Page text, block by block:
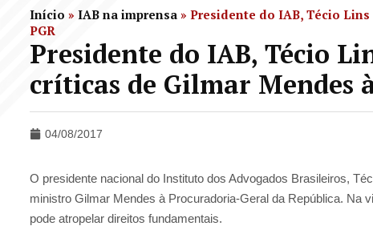
Início » IAB na imprensa » Presidente do IAB, Técio
PGR
Presidente do IAB, Técio
críticas de Gilmar Mendes
04/08/2017
O presidente nacional do Instituto dos Advogados Brasileiros,
ministro Gilmar Mendes à Procuradoria-Geral da República. Na
pode atropelar direitos fundamentais.